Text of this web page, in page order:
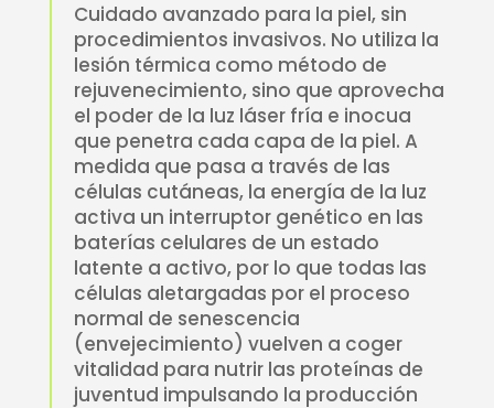
Cuidado avanzado para la piel, sin
procedimientos invasivos. No utiliza la
lesión térmica como método de
rejuvenecimiento, sino que aprovecha
el poder de la luz láser fría e inocua
que penetra cada capa de la piel. A
medida que pasa a través de las
células cutáneas, la energía de la luz
activa un interruptor genético en las
baterías celulares de un estado
latente a activo, por lo que todas las
células aletargadas por el proceso
normal de senescencia
(envejecimiento) vuelven a coger
vitalidad para nutrir las proteínas de
juventud impulsando la producción